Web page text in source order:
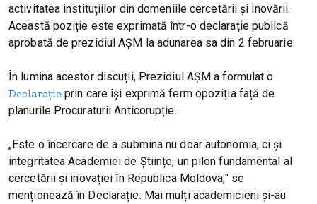
activitatea instituțiilor din domeniile cercetării și inovării.
Această poziție este exprimată într-o declarație publică
aprobată de prezidiul AȘM la adunarea sa din 2 februarie.
În lumina acestor discuții, Prezidiul AȘM a formulat o
Declarație prin care își exprimă ferm opoziția față de
planurile Procuraturii Anticorupție.
„Este o încercare de a submina nu doar autonomia, ci și
integritatea Academiei de Științe, un pilon fundamental al
cercetării și inovației în Republica Moldova," se
menționează în Declarație. Mai mulți academicieni și-au